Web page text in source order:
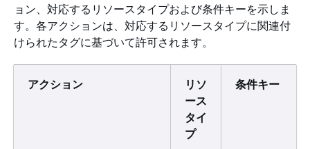
ョン、対応するリソースタイプおよび条件キーを示しま
す。各アクションは、対応するリソースタイプに関連付
けられたタグに基づいて許可されます。
アクション
リソ
ース
タイ
プ
条件キー